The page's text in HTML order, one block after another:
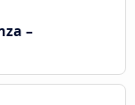
–